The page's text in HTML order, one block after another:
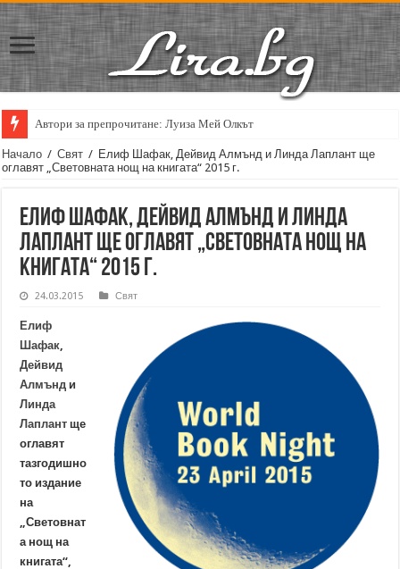
Автори за препрочитане: Луиза Мей Олкът
Начало / Свят / Елиф Шафак, Дейвид Алмънд и Линда Лаплант ще
оглавят „Световната нощ на книгата“ 2015 г.
Елиф Шафак, Дейвид Алмънд и Линда
Лаплант ще оглавят „Световната нощ на
книгата“ 2015 г.
24.03.2015 Свят
Елиф
Шафак,
Дейвид
Алмънд и
Линда
Лаплант ще
оглавят
тазгодишно
то издание
на
„Световнат
а нощ на
книгата“,